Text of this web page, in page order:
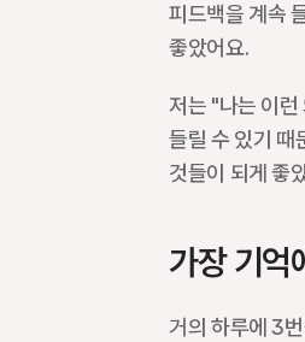
피드백을 계속
좋았어요.
저는 "나는 이런
들릴 수 있기 때
것들이 되게 좋
가장 기억
거의 하루에 3